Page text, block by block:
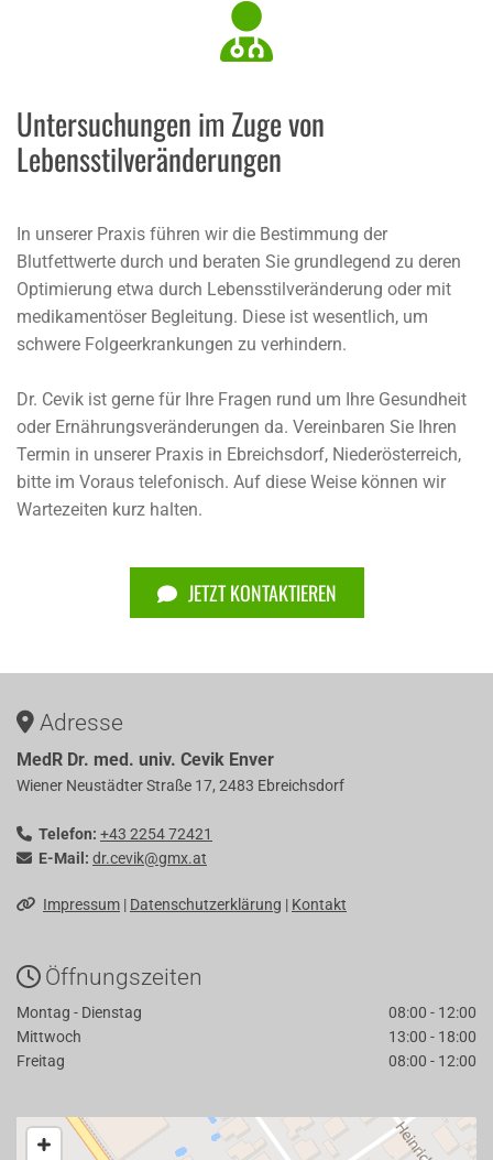

Untersuchungen im Zuge von
Lebensstilveränderungen
In unserer Praxis führen wir die Bestimmung der
Blutfettwerte durch und beraten Sie grundlegend zu deren
Optimierung etwa durch Lebensstilveränderung oder mit
medikamentöser Begleitung. Diese ist wesentlich, um
schwere Folgeerkrankungen zu verhindern.
Dr. Cevik ist gerne für Ihre Fragen rund um Ihre Gesundheit
oder Ernährungsveränderungen da. Vereinbaren Sie Ihren
Termin in unserer Praxis in Ebreichsdorf, Niederösterreich,
bitte im Voraus telefonisch. Auf diese Weise können wir
Wartezeiten kurz halten.
JETZT KONTAKTIEREN
 Adresse
MedR Dr. med. univ. Cevik Enver
Wiener Neustädter Straße 17, 2483 Ebreichsdorf
 Telefon: +43 2254 72421
 E-Mail: dr.cevik@gmx.at
 Impressum | Datenschutzerklärung | Kontakt
Öffnungszeiten
Montag - Dienstag
08:00 - 12:00
Mittwoch
13:00 - 18:00
Freitag
08:00 - 12:00